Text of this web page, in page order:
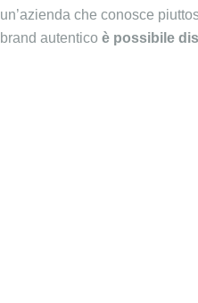
un’azienda che conosce
brand autentico è possibile